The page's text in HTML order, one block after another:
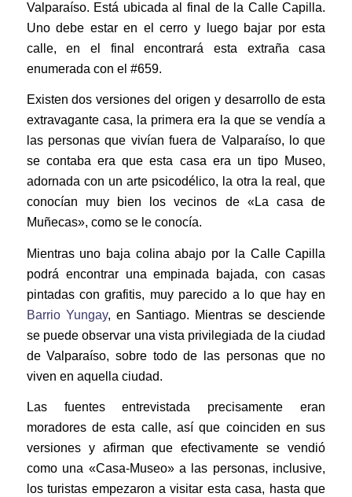
Valparaíso. Está ubicada al final de la Calle Capilla.
Uno debe estar en el cerro y luego bajar por esta
calle, en el final encontrará esta extraña casa
enumerada con el #659.
Existen dos versiones del origen y desarrollo de esta
extravagante casa, la primera era la que se vendía a
las personas que vivían fuera de Valparaíso, lo que
se contaba era que esta casa era un tipo Museo,
adornada con un arte psicodélico, la otra la real, que
conocían muy bien los vecinos de «La casa de
Muñecas», como se le conocía.
Mientras uno baja colina abajo por la Calle Capilla
podrá encontrar una empinada bajada, con casas
pintadas con grafitis, muy parecido a lo que hay en
Barrio Yungay, en Santiago. Mientras se desciende
se puede observar una vista privilegiada de la ciudad
de Valparaíso, sobre todo de las personas que no
viven en aquella ciudad.
Las fuentes entrevistada precisamente eran
moradores de esta calle, así que coinciden en sus
versiones y afirman que efectivamente se vendió
como una «Casa-Museo» a las personas, inclusive,
los turistas empezaron a visitar esta casa, hasta que